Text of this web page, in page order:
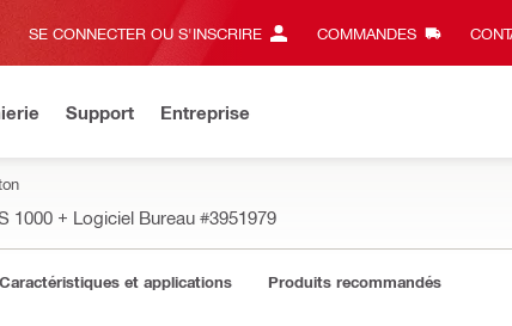
SE CONNECTER OU S'INSCRIRE COMMANDES
Support Entreprise
1000 + Logiciel Bureau #3951979
Caractéristiques et applications Produits recommandés